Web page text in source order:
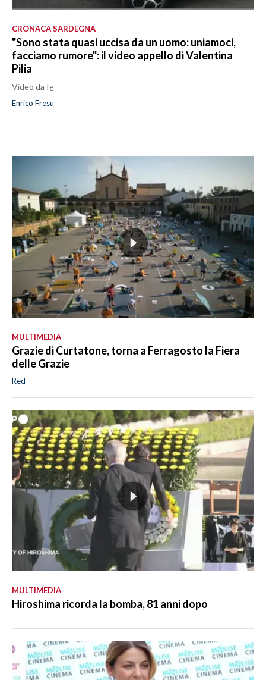
CRONACA SARDEGNA
"Sono stata quasi uccisa da un uomo: uniamoci,
facciamo rumore": il video appello di Valentina
Pilia
Video da Ig
Enrico Fresu
MULTIMEDIA
Grazie di Curtatone, torna a Ferragosto la Fiera
delle Grazie
Red
MULTIMEDIA
Hiroshima ricorda la bomba, 81 anni dopo